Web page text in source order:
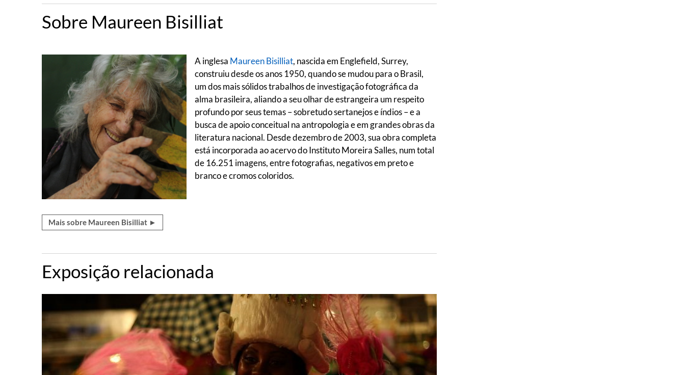
Sobre Maureen Bisilliat
A inglesa Maureen Bisilliat, nascida em Englefield, Surrey,
construiu desde os anos 1950, quando se mudou para o Brasil,
um dos mais sólidos trabalhos de investigação fotográfica da
alma brasileira, aliando a seu olhar de estrangeira um respeito
profundo por seus temas – sobretudo sertanejos e índios – e a
busca de apoio conceitual na antropologia e em grandes obras da
literatura nacional. Desde dezembro de 2003, sua obra completa
está incorporada ao acervo do Instituto Moreira Salles, num total
de 16.251 imagens, entre fotografias, negativos em preto e
branco e cromos coloridos.
Mais sobre Maureen Bisilliat ►
Exposição relacionada